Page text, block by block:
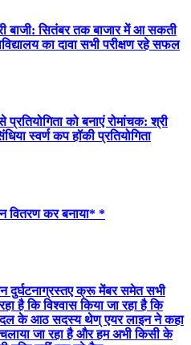
बाजी: सितंबर तक बाजार में आ सकती
का दावा सभी परीक्षण रहे सफल
को बनाएं रोमांचक: श्री
स्वर्ण कप हॉकी प्रतियोगिता
वितरण कर बनाया* *
दुर्घटनाग्रस्तए क्रू मेंबर समेत सभी
है कि विश्वास किया जा रहा है कि
के आठ सदस्य थेण् एयर लाइन ने कहा
जा रहा है और हम अभी किसी के